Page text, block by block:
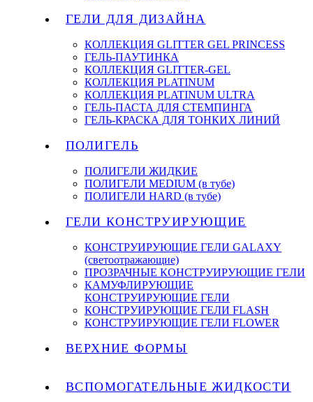
ГЕЛИ ДЛЯ ДИЗАЙНА
КОЛЛЕКЦИЯ GLITTER GEL PRINCESS
ГЕЛЬ-ПАУТИНКА
КОЛЛЕКЦИЯ GLITTER-GEL
КОЛЛЕКЦИЯ PLATINUM
КОЛЛЕКЦИЯ PLATINUM ULTRA
ГЕЛЬ-ПАСТА ДЛЯ СТЕМПИНГА
ГЕЛЬ-КРАСКА ДЛЯ ТОНКИХ ЛИНИЙ
ПОЛИГЕЛЬ
ПОЛИГЕЛИ ЖИДКИЕ
ПОЛИГЕЛИ MEDIUM (в тубе)
ПОЛИГЕЛИ HARD (в тубе)
ГЕЛИ КОНСТРУИРУЮЩИЕ
КОНСТРУИРУЮЩИЕ ГЕЛИ GALAXY
(светоотражающие)
ПРОЗРАЧНЫЕ КОНСТРУИРУЮЩИЕ ГЕЛИ
КАМУФЛИРУЮЩИЕ
КОНСТРУИРУЮЩИЕ ГЕЛИ
КОНСТРУИРУЮЩИЕ ГЕЛИ FLASH
КОНСТРУИРУЮЩИЕ ГЕЛИ FLOWER
ВЕРХНИЕ ФОРМЫ
ВСПОМОГАТЕЛЬНЫЕ ЖИДКОСТИ